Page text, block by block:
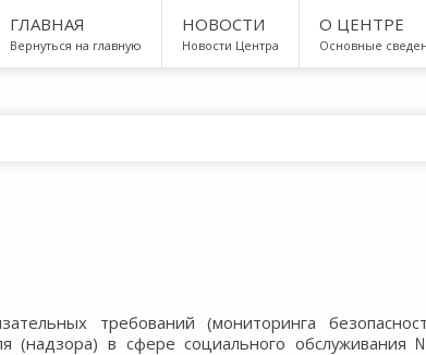
ГЛАВНАЯ
Вернуться на главную
НОВОСТИ
Новости Центра
О ЦЕНТРЕ
Основные
требований (мониторинга
(надзора) в сфере социального